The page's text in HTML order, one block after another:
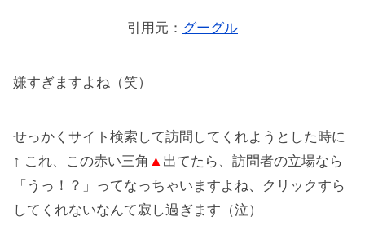
引用元： グーグル
嫌すぎますよね（笑）
せっかくサイト検索して訪問してくれようとした時に
↑ これ、この赤い三角 ▲ 出てたら、訪問者の立場なら
「うっ！？」ってなっちゃいますよね、クリックすら
してくれないなんて寂し過ぎます（泣）